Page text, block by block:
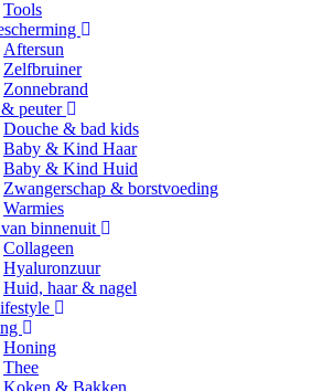
Tools
Aftersun
Zelfbruiner
Zonnebrand
peuter
Douche & bad kids
Baby & Kind Haar
Baby & Kind Huid
Zwangerschap & borstvoeding
Warmies
binnenuit
Collageen
Hyaluronzuur
Huid, haar & nagel
Honing
Thee
Koken & Bakken